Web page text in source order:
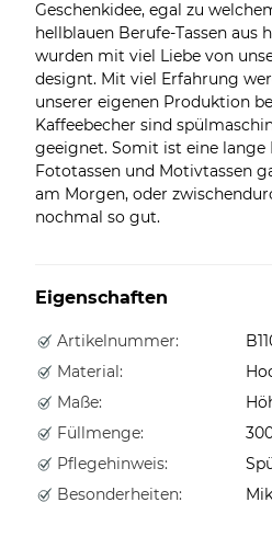
Geschenkidee, egal zu
hellblauen Berufe-Tassen aus
wurden mit viel Liebe von
designt. Mit viel Erfahrung
unserer eigenen Produktion
Kaffeebecher sind
geeignet. Somit ist eine lange
Fototassen und Motivtassen
am Morgen, oder
nochmal so gut.
Eigenschaften
Artikelnummer:
Material:
Maße:
Füllmenge:
Pflegehinweis:
Besonderheiten: